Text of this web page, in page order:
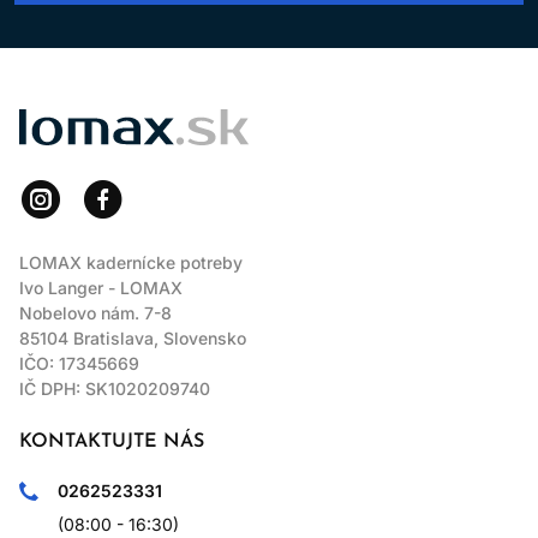
LOMAX
LOMAX kadernícke potreby
Ivo Langer - LOMAX
Nobelovo nám. 7-8
85104 Bratislava, Slovensko
IČO: 17345669
IČ DPH: SK1020209740
KONTAKTUJTE NÁS
0262523331
(08:00 - 16:30)